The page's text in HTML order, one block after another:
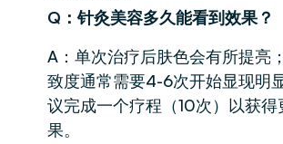
Q：针灸美容多久能看到效果？
A：单次治疗后肤色会有所提亮
致度通常需要4-6次开始显现明
议完成一个疗程（10次）以获得
果。